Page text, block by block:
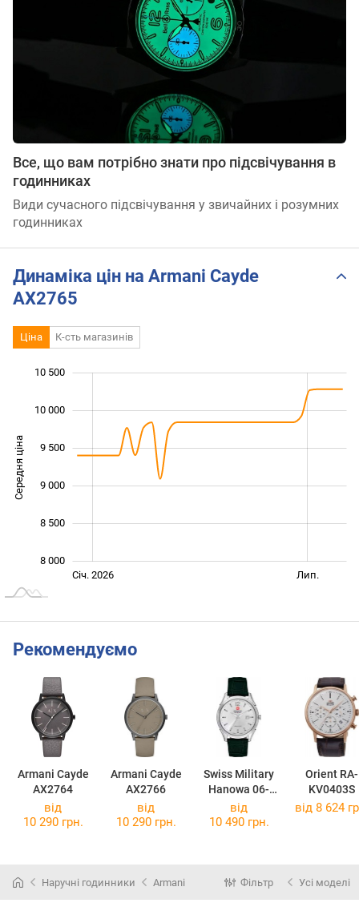
Все, що вам потрібно знати про підсвічування в
годинниках
Види сучасного підсвічування у звичайних і розумних
годинниках
Динаміка цін на Armani Cayde
AX2765
Ціна К-сть магазинів
Середня ціна
8 000
8 500
9 000
9 500
10 000
10 500
L
Жовт.
Січ. 2026
Січ. 2027
Лип. Лип.
Рекомендуємо
Armani Cayde
AX2764
Armani Cayde
AX2766
Swiss Military
Hanowa 06-
4157.04.001
Orient RA-
KV0403S
від
10 290 грн.
від
10 290 грн.
від
10 490 грн.
від 8 624
Наручні годинники Armani Фільтр Усі моделі